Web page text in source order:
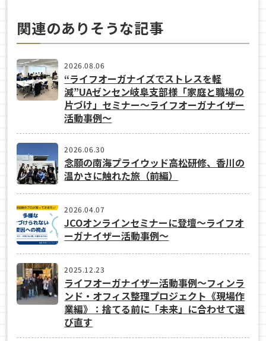
関連のありそうな記事
2026.08.06
“ライフオーガナイズでストレスを軽
減”UAゼンセン岐阜支部様「家庭と職場の
片づけ」セミナー～ライフオーガナイザー
活動事例〜
2026.06.30
念願の南海プライウッド高松研修、香川の
温かさに触れた旅（前編）
2026.04.07
JCOオンラインセミナーに登壇〜ライフオ
ーガナイザー活動事例〜
2025.12.23
ライフオーガナイザー活動事例〜フィンラ
ンド・オフィス整理プロジェクト《現場作
業編》：捨てる前に「未来」に合わせて選
び直す